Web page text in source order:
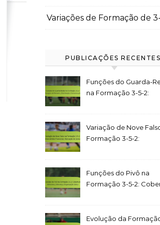
Variações de Formação de
PUBLICAÇÕES RECENTES
Funções do Guarda-
na Formação 3-5-2:
Variação de Nove
Formação 3-5-2:
Funções do Pivô na
Formação 3-5-2:
Evolução da